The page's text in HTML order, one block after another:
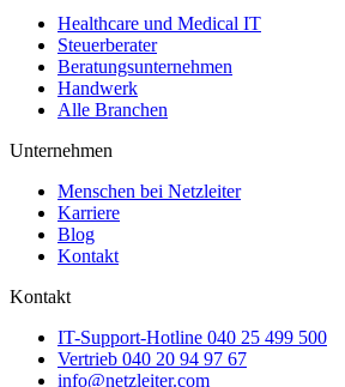
Healthcare und Medical IT
Steuerberater
Beratungsunternehmen
Handwerk
Alle Branchen
Unternehmen
Menschen bei Netzleiter
Karriere
Blog
Kontakt
Kontakt
IT-Support-Hotline 040 25 499 500
Vertrieb 040 20 94 97 67
info@netzleiter.com